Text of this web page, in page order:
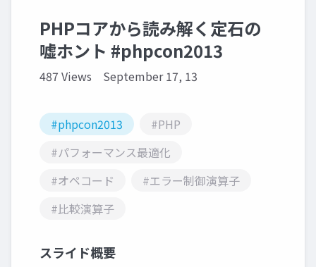
PHPコアから読み解く定石の
嘘ホント #phpcon2013
487 Views September 17, 13
#phpcon2013
#PHP
#パフォーマンス最適化
#オペコード
#エラー制御演算子
#比較演算子
スライド概要